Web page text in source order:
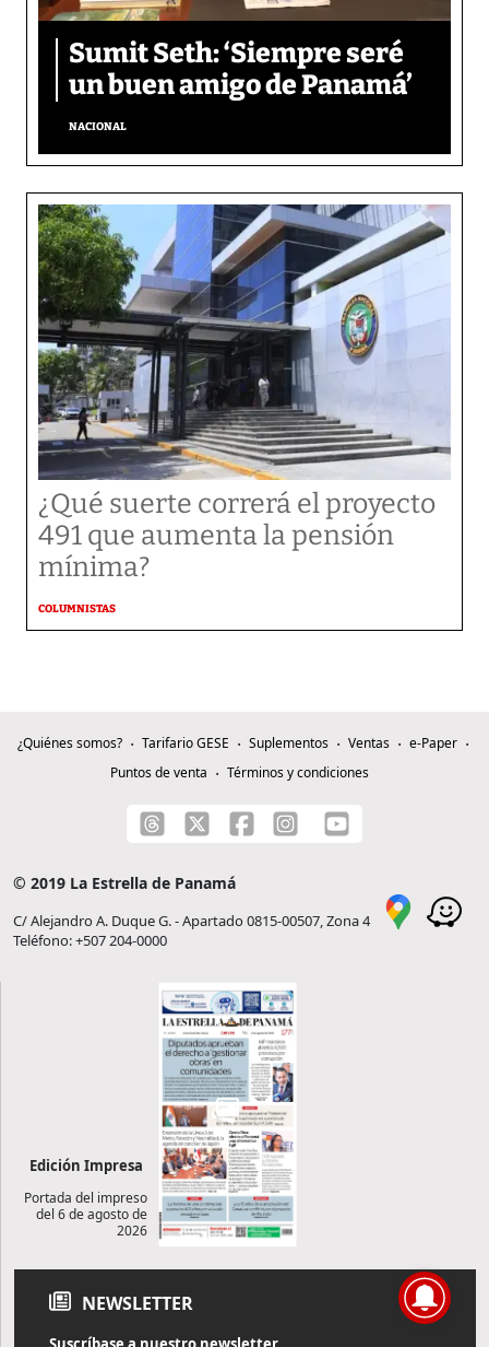
Sumit Seth: ‘Siempre seré
un buen amigo de Panamá’
NACIONAL
¿Qué suerte correrá el proyecto
491 que aumenta la pensión
mínima?
COLUMNISTAS
¿Quiénes somos? Tarifario GESE Suplementos Ventas
e-Paper
Puntos de venta
Términos y condiciones
© 2019 La Estrella de Panamá
C/ Alejandro A. Duque G. - Apartado 0815-00507, Zona 4
Teléfono: +507 204-0000
Edición Impresa
Portada del impreso
del 6 de agosto de
2026
NEWSLETTER